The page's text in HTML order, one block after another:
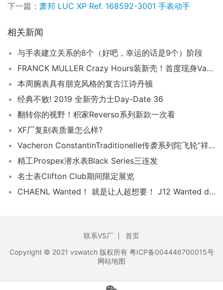
下一篇： 萧邦 LUC XP Ref. 168592-3001 手表动手
相关新闻
与手表建立关系的8个（好吧，幸运的话是9个）阶段
FRANCK MULLER Crazy Hours装新壳！首度现身Vanguard系列的新作
本周腕表具有朋克风格的复古江诗丹顿
经典不败! 2019 全新劳力士Day-Date 36
翻转你的视野！积家Reverso系列新款一次看
XF厂复刻表质量怎么样?
Vacheron ConstantinTraditionelle传袭系列陀飞轮“祥龙御珠”
精工Prospex潜水表Black Series三连发
名士表Clifton Club期间限定展览
CHAENL Wanted！ 就是让人超想要！ J12 Wanted de CHANEL 腕表系列
联系VS厂
首页
Copyright © 2021 vswatch 版权所有 粤ICP备004446700015号
网站地图